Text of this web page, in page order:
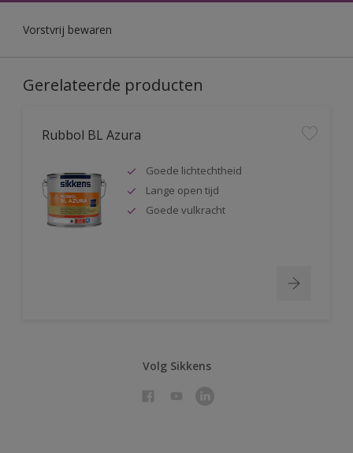
Vorstvrij bewaren
Gerelateerde producten
Rubbol BL Azura
Goede lichtechtheid
Lange open tijd
Goede vulkracht
Volg Sikkens